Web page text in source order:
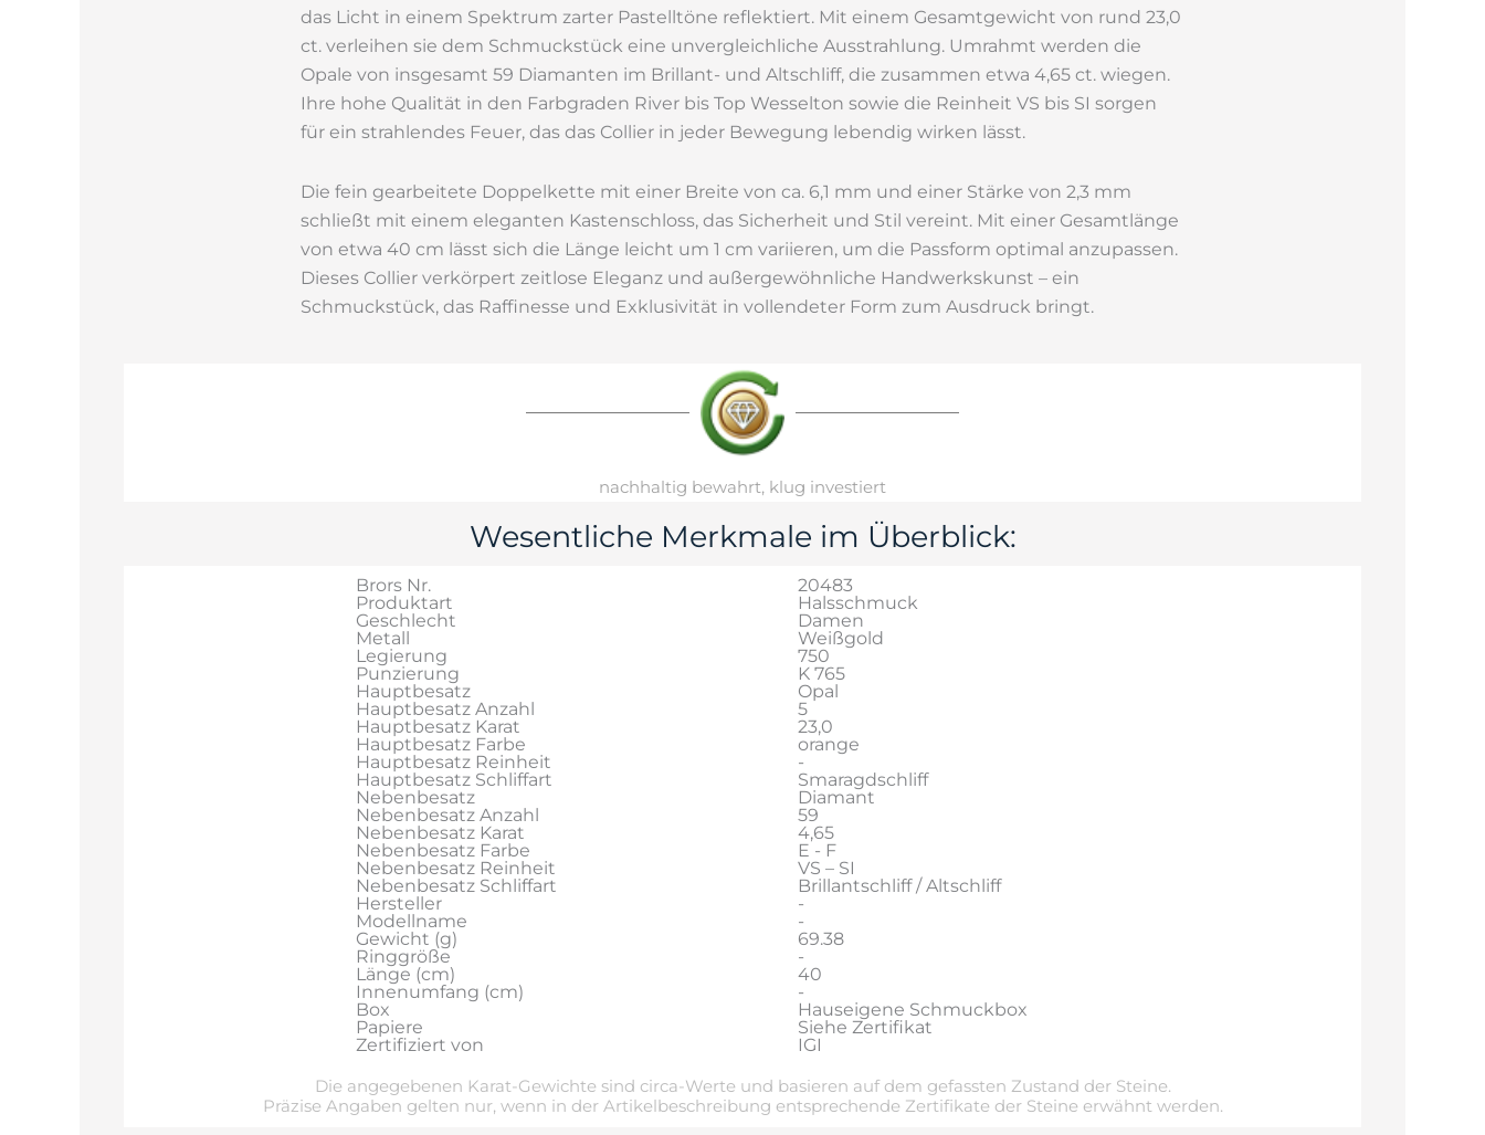
das Licht in einem Spektrum zarter Pastelltöne reflektiert. Mit einem Gesamtgewicht von rund 23,0
ct. verleihen sie dem Schmuckstück eine unvergleichliche Ausstrahlung. Umrahmt werden die
Opale von insgesamt 59 Diamanten im Brillant- und Altschliff, die zusammen etwa 4,65 ct. wiegen.
Ihre hohe Qualität in den Farbgraden River bis Top Wesselton sowie die Reinheit VS bis SI sorgen
für ein strahlendes Feuer, das das Collier in jeder Bewegung lebendig wirken lässt.
Die fein gearbeitete Doppelkette mit einer Breite von ca. 6,1 mm und einer Stärke von 2,3 mm
schließt mit einem eleganten Kastenschloss, das Sicherheit und Stil vereint. Mit einer Gesamtlänge
von etwa 40 cm lässt sich die Länge leicht um 1 cm variieren, um die Passform optimal anzupassen.
Dieses Collier verkörpert zeitlose Eleganz und außergewöhnliche Handwerkskunst – ein
Schmuckstück, das Raffinesse und Exklusivität in vollendeter Form zum Ausdruck bringt.
nachhaltig bewahrt, klug investiert
Wesentliche Merkmale im Überblick:
Brors Nr.
20483
Produktart
Halsschmuck
Geschlecht
Damen
Metall
Weißgold
Legierung
750
Punzierung
K 765
Hauptbesatz
Opal
Hauptbesatz Anzahl
5
Hauptbesatz Karat
23,0
Hauptbesatz Farbe
orange
Hauptbesatz Reinheit
-
Hauptbesatz Schliffart
Smaragdschliff
Nebenbesatz
Diamant
Nebenbesatz Anzahl
59
Nebenbesatz Karat
4,65
Nebenbesatz Farbe
E - F
Nebenbesatz Reinheit
VS – SI
Nebenbesatz Schliffart
Brillantschliff / Altschliff
Hersteller
-
Modellname
-
Gewicht (g)
69.38
Ringgröße
-
Länge (cm)
40
Innenumfang (cm)
-
Box
Hauseigene Schmuckbox
Papiere
Siehe Zertifikat
Zertifiziert von
IGI
Die angegebenen Karat-Gewichte sind circa-Werte und basieren auf dem gefassten Zustand der Steine.
Präzise Angaben gelten nur, wenn in der Artikelbeschreibung entsprechende Zertifikate der Steine erwähnt werden.